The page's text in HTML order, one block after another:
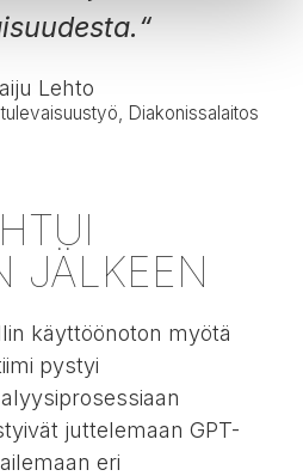
Lehto
Diakonissalaitos
JÄLKEEN
käyttöönoton myötä
pystyi
juttelemaan GPT-
eri